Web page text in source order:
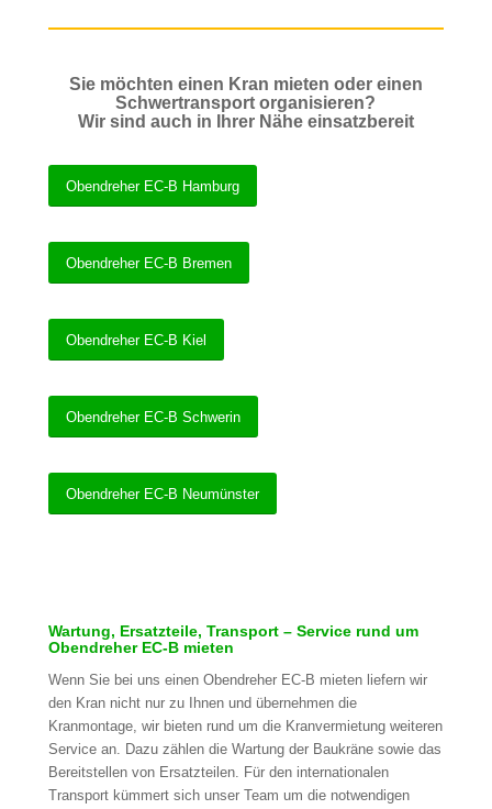
Sie möchten einen Kran mieten oder einen
Schwertransport organisieren?
Wir sind auch in Ihrer Nähe einsatzbereit
Obendreher EC-B Hamburg
Obendreher EC-B Bremen
Obendreher EC-B Kiel
Obendreher EC-B Schwerin
Obendreher EC-B Neumünster
Wartung, Ersatzteile, Transport – Service rund um
Obendreher EC-B mieten
Wenn Sie bei uns einen Obendreher EC-B mieten liefern wir
den Kran nicht nur zu Ihnen und übernehmen die
Kranmontage, wir bieten rund um die Kranvermietung weiteren
Service an. Dazu zählen die Wartung der Baukräne sowie das
Bereitstellen von Ersatzteilen. Für den internationalen
Transport kümmert sich unser Team um die notwendigen